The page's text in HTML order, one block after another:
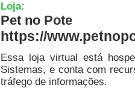
Loja:
Pet no Pote
https://
Essa loja virtual está
Sistemas, e conta com
tráfego de informações.